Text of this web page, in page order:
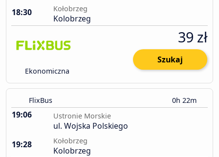
18:30
Kołobrzeg
Kolobrzeg
Ekonomiczna
39 zł
Szukaj
FlixBus 0h 22m
19:06 Ustronie Morskie
ul. Wojska Polskiego
19:28
Kołobrzeg
Kolobrzeg